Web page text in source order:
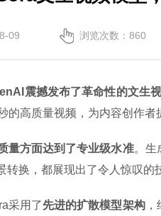
09 浏览次数：860
震撼发布了革命性的文生
的高质量视频，为内容创作者
量方面达到了专业级水准。生
转换，都展现出了令人惊叹的
采用了先进的扩散模型架构，